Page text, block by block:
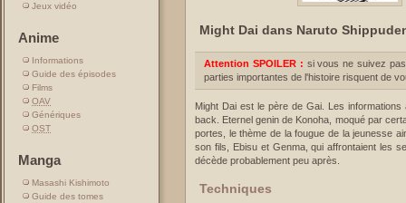
Jeux vidéo
Anime
Informations
Guide des épisodes
Films
OAV
Génériques
OST
Manga
Masashi Kishimoto
Guide des tomes
Might Dai dans Naruto
Attention SPOILER : si vous ne suivez
parties importantes de l'histoire risquent de
Might Dai est le père de Gai. Les
back. Eternel genin de Konoha, moqué par
portes, le thème de la fougue de la jeunesse
son fils, Ebisu et Genma, qui affrontaient les
décède probablement peu après.
Techniques